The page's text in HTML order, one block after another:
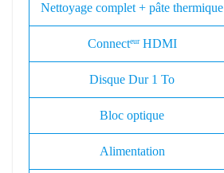
Nettoyage complet + pâte thermique
ConnecteurHDMI
Disque Dur 1 To
Bloc optique
Alimentation